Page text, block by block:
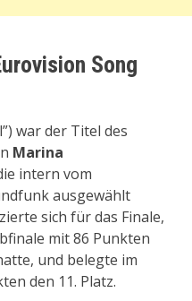
Song
war der Titel des
Marina
intern vom
ausgewählt
sich für das Finale,
mit 86 Punkten
und belegte im
den 11. Platz.